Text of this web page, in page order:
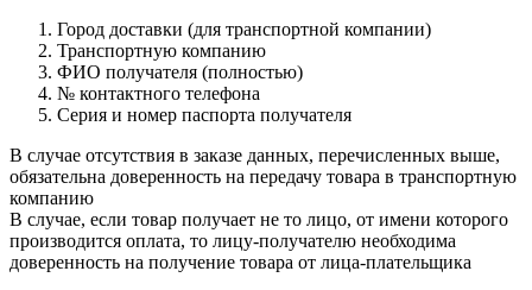
Город доставки (для транспортной компании)
Транспортную компанию
ФИО получателя (полностью)
№ контактного телефона
Серия и номер паспорта получателя
В случае отсутствия в заказе данных, перечисленных выше,
обязательна доверенность на передачу товара в транспортную
компанию
В случае, если товар получает не то лицо, от имени которого
производится оплата, то лицу-получателю необходима
доверенность на получение товара от лица-плательщика